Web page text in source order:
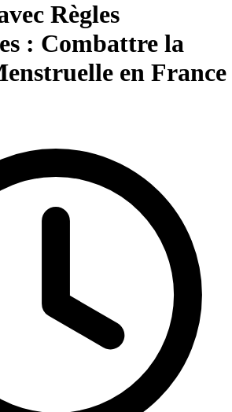
Règles
: Combattre la
en France